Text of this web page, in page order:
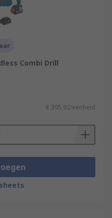
Combi Drill
€ 395,92/eenheid